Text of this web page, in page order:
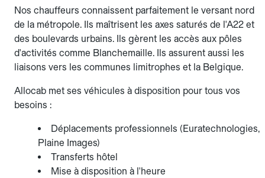
Nos chauffeurs connaissent parfaitement le versant nord
de la métropole. Ils maîtrisent les axes saturés de l'A22 et
des boulevards urbains. Ils gèrent les accès aux pôles
d'activités comme Blanchemaille. Ils assurent aussi les
liaisons vers les communes limitrophes et la Belgique.
Allocab met ses véhicules à disposition pour tous vos
besoins :
Déplacements professionnels (Euratechnologies,
Plaine Images)
Transferts hôtel
Mise à disposition à l'heure